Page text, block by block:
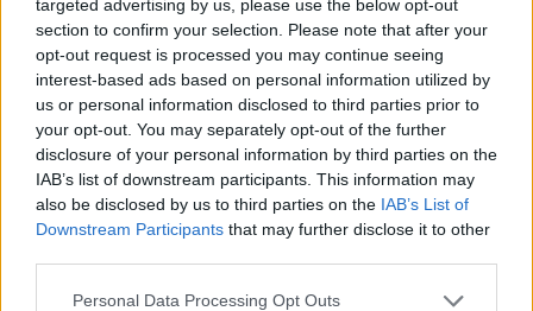
targeted advertising by us, please use the below opt-out
section to confirm your selection. Please note that after your
opt-out request is processed you may continue seeing
interest-based ads based on personal information utilized by
us or personal information disclosed to third parties prior to
your opt-out. You may separately opt-out of the further
disclosure of your personal information by third parties on the
IAB’s list of downstream participants. This information may
also be disclosed by us to third parties on the IAB’s List of
Downstream Participants that may further disclose it to other
Personal Data Processing Opt Outs
ingegno e coraggio
L’origine di questa impresa risale a una
competizione fuori dal comune: il London to Sydney
Marathon del 1968. Un evento di oltre10.000 miglia
che avrebbe attraversato Europa, Asia e Oceania. In
questa cornice, il pilota polacco Sobiesław Zasada
decise di affrontare la prova a bordo di una Porsche
911 S del 1967. Ma non si trattava di una vettura
qualsiasi: la sua fupreparata appositamente dal